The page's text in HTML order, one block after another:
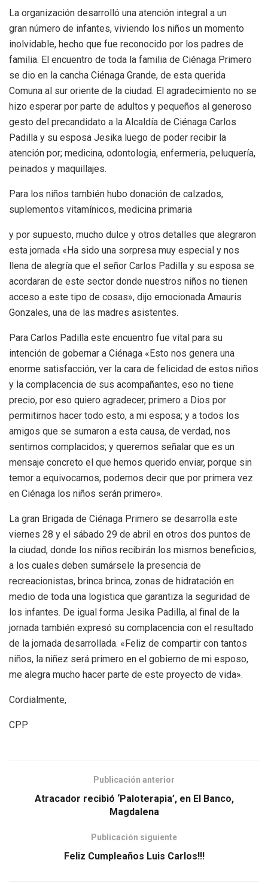
La organización desarrolló una atención integral a un
gran número de infantes, viviendo los niños un momento
inolvidable, hecho que fue reconocido por los padres de
familia. El encuentro de toda la familia de Ciénaga Primero
se dio en la cancha Ciénaga Grande, de esta querida
Comuna al sur oriente de la ciudad. El agradecimiento no se
hizo esperar por parte de adultos y pequeños al generoso
gesto del precandidato a la Alcaldía de Ciénaga Carlos
Padilla y su esposa Jesika luego de poder recibir la
atención por; medicina, odontologia, enfermeria, peluquería,
peinados y maquillajes.
Para los niños también hubo donación de calzados,
suplementos vitamínicos, medicina primaria
y por supuesto, mucho dulce y otros detalles que alegraron
esta jornada «Ha sido una sorpresa muy especial y nos
llena de alegría que el señor Carlos Padilla y su esposa se
acordaran de este sector donde nuestros niños no tienen
acceso a este tipo de cosas», dijo emocionada Amauris
Gonzales, una de las madres asistentes.
Para Carlos Padilla este encuentro fue vital para su
intención de gobernar a Ciénaga «Esto nos genera una
enorme satisfacción, ver la cara de felicidad de estos niños
y la complacencia de sus acompañantes, eso no tiene
precio, por eso quiero agradecer, primero a Dios por
permitirnos hacer todo esto, a mi esposa; y a todos los
amigos que se sumaron a esta causa, de verdad, nos
sentimos complacidos; y queremos señalar que es un
mensaje concreto el que hemos querido enviar, porque sin
temor a equivocarnos, podemos decir que por primera vez
en Ciénaga los niños serán primero».
La gran Brigada de Ciénaga Primero se desarrolla este
viernes 28 y el sábado 29 de abril en otros dos puntos de
la ciudad, donde los niños recibirán los mismos beneficios,
a los cuales deben sumársele la presencia de
recreacionistas, brinca brinca, zonas de hidratación en
medio de toda una logistica que garantiza la seguridad de
los infantes. De igual forma Jesika Padilla, al final de la
jornada también expresó su complacencia con el resultado
de la jornada desarrollada. «Feliz de compartir con tantos
niños, la niñez será primero en el gobierno de mi esposo,
me alegra mucho hacer parte de este proyecto de vida».
Cordialmente,
CPP
Publicación anterior
Atracador recibió ‘Paloterapia’, en El Banco,
Magdalena
Publicación siguiente
Feliz Cumpleaños Luis Carlos!!!